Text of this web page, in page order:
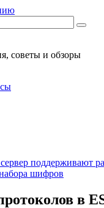
советы и обзоры
поддерживают
шифров
в